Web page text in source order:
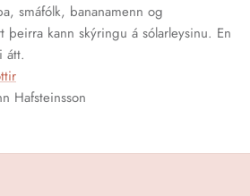
smáfólk, bananamenn og
þeirra kann skýringu á sólarleysinu. En
átt.
Hafsteinsson